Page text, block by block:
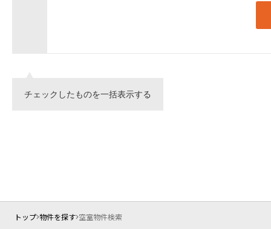
チェックしたものを一括表示する
トップ 物件を探す 空室物件検索